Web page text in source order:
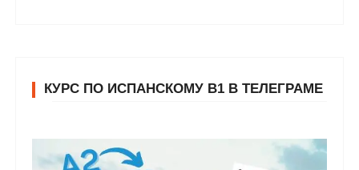
КУРС ПО ИСПАНСКОМУ В1 В ТЕЛЕГРАМЕ